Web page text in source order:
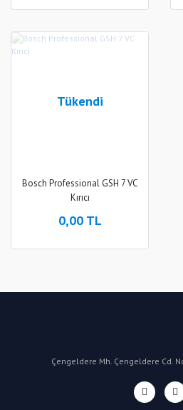
Tükendi
Bosch Professional GSH 7 VC
Kırıcı
0,00 TL
Çengeldere Mh. Çengeldere Cd.